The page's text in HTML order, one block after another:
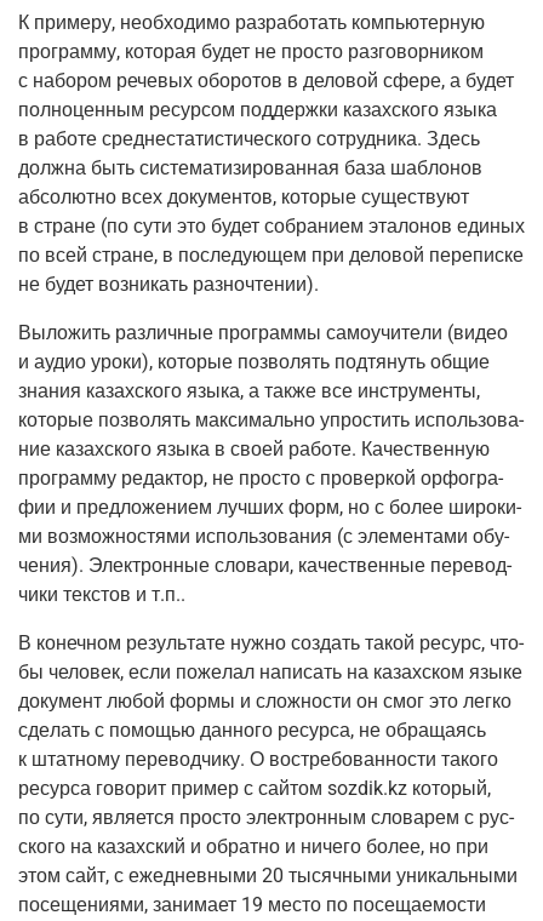
К при­ме­ру, необ­хо­ди­мо раз­ра­бо­тать ком­пью­тер­ную
про­грам­му, кото­рая будет не про­сто раз­го­вор­ни­ком
с набо­ром рече­вых обо­ро­тов в дело­вой сфе­ре, а будет
пол­но­цен­ным ресур­сом под­держ­ки казах­ско­го язы­ка
в рабо­те сред­не­ста­ти­сти­че­ско­го сотруд­ни­ка. Здесь
долж­на быть систе­ма­ти­зи­ро­ван­ная база шаб­ло­нов
абсо­лют­но всех доку­мен­тов, кото­рые суще­ству­ют
в стране (по сути это будет собра­ни­ем эта­ло­нов еди­ных
по всей стране, в после­ду­ю­щем при дело­вой пере­пис­ке
не будет воз­ни­кать разночтении).
Выло­жить раз­лич­ные про­грам­мы само­учи­те­ли (видео
и аудио уро­ки), кото­рые поз­во­лять под­тя­нуть общие
зна­ния казах­ско­го язы­ка, а так­же все инстру­мен­ты,
кото­рые поз­во­лять мак­си­маль­но упро­стить исполь­зо­ва­
ние казах­ско­го язы­ка в сво­ей рабо­те. Каче­ствен­ную
про­грам­му редак­тор, не про­сто с про­вер­кой орфо­гра­
фии и пред­ло­же­ни­ем луч­ших форм, но с более широ­ки­
ми воз­мож­но­стя­ми исполь­зо­ва­ния (с эле­мен­та­ми обу­
че­ния). Элек­трон­ные сло­ва­ри, каче­ствен­ные пере­вод­
чи­ки тек­стов и т.п..
В конеч­ном резуль­та­те нуж­но создать такой ресурс, что­
бы чело­век, если поже­лал напи­сать на казах­ском язы­ке
доку­мент любой фор­мы и слож­но­сти он смог это лег­ко
сде­лать с помо­щью дан­но­го ресур­са, не обра­ща­ясь
к штат­но­му пере­вод­чи­ку. О вос­тре­бо­ван­но­сти тако­го
ресур­са гово­рит при­мер с сай­том sozdik.kz кото­рый,
по сути, явля­ет­ся про­сто элек­трон­ным сло­ва­рем с рус­
ско­го на казах­ский и обрат­но и ниче­го более, но при
этом сайт, с еже­днев­ны­ми 20 тысяч­ны­ми уни­каль­ны­ми
посе­ще­ни­я­ми, зани­ма­ет 19 место по посе­ща­е­мо­сти